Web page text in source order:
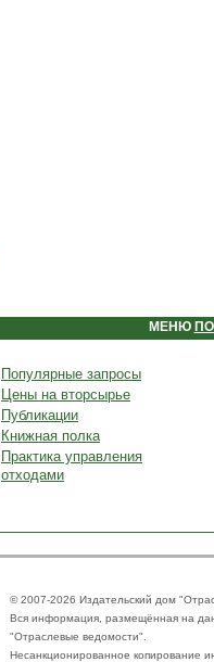
МЕНЮ
Популярные запросы
Цены на вторсырье
Публикации
Книжная полка
Практика управления
отходами
© 2007-2026 Издательский дом
Вся информация, размещённая на
"Отраслевые ведомости".
Несанкционированное копирование